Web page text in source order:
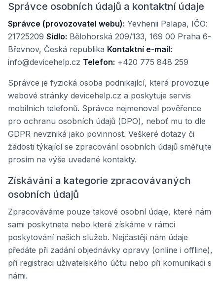
Správce osobních údajů a kontaktní údaje
Správce (provozovatel webu): Yevhenii Palapa, IČO:
21725209 Sídlo: Bělohorská 209/133, 169 00 Praha 6-
Břevnov, Česká republika Kontaktní e-mail:
info@devicehelp.cz Telefon: +420 775 848 259
Správce je fyzická osoba podnikající, která provozuje
webové stránky devicehelp.cz a poskytuje servis
mobilních telefonů. Správce nejmenoval pověřence
pro ochranu osobních údajů (DPO), neboť mu to dle
GDPR nevzniká jako povinnost. Veškeré dotazy či
žádosti týkající se zpracování osobních údajů směřujte
prosím na výše uvedené kontakty.
Získávání a kategorie zpracovávaných
osobních údajů
Zpracováváme pouze takové osobní údaje, které nám
sami poskytnete nebo které získáme v rámci
poskytování našich služeb. Nejčastěji nám údaje
předáte při zadání objednávky opravy (online i offline),
při registraci uživatelského účtu nebo při komunikaci s
námi.